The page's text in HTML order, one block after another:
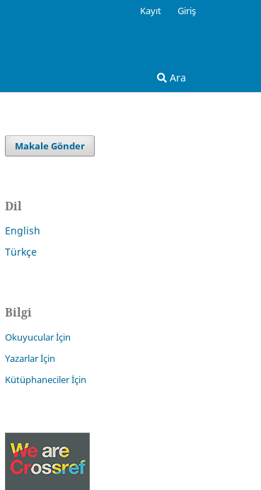
Ara
Kayıt Giriş
Makale Gönder
Dil
English
Türkçe
Bilgi
Okuyucular İçin
Yazarlar İçin
Kütüphaneciler İçin